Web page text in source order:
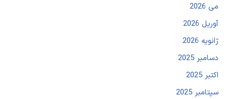
می 2026
آوریل 2026
ژانویه 2026
دسامبر 2025
اکتبر 2025
سپتامبر 2025